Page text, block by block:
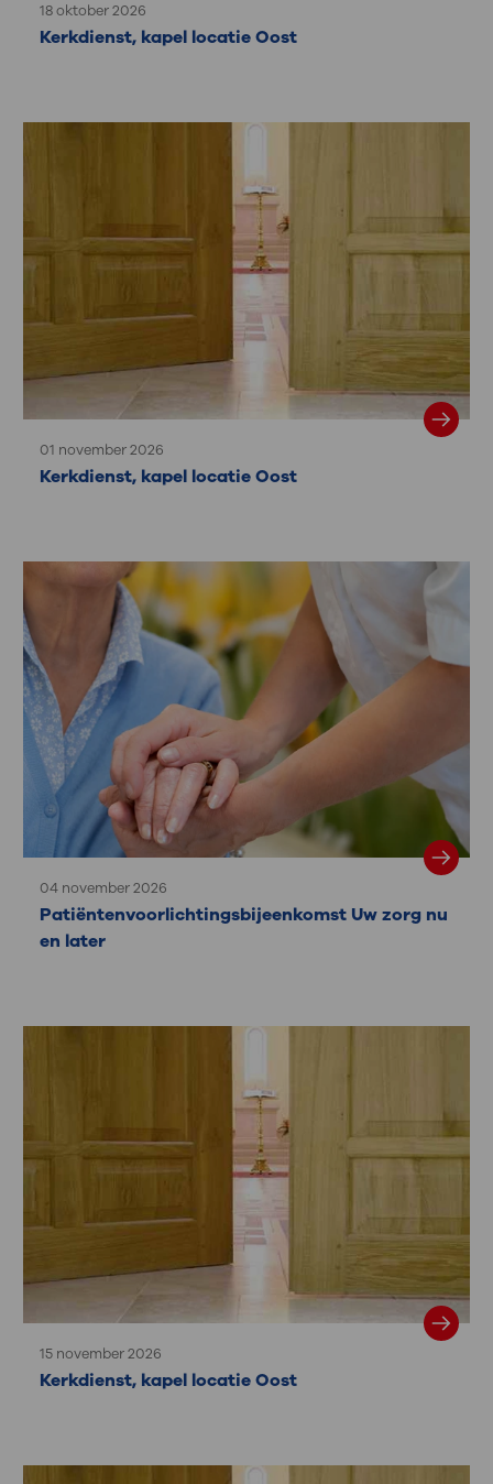
18 oktober 2026
Kerkdienst, kapel locatie Oost
01 november 2026
Kerkdienst, kapel locatie Oost
04 november 2026
Patiëntenvoorlichtingsbijeenkomst Uw zorg nu
en later
15 november 2026
Kerkdienst, kapel locatie Oost